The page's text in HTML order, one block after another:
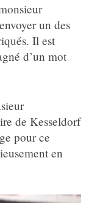
un des
Il est
d’un mot
de Kesseldorf
pour ce
en